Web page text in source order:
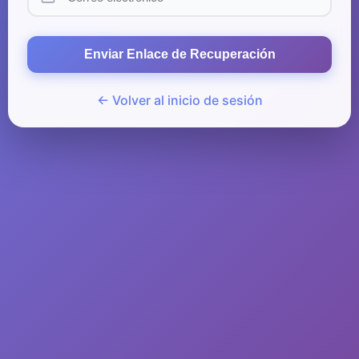
Enviar Enlace de Recuperación
← Volver al inicio de sesión